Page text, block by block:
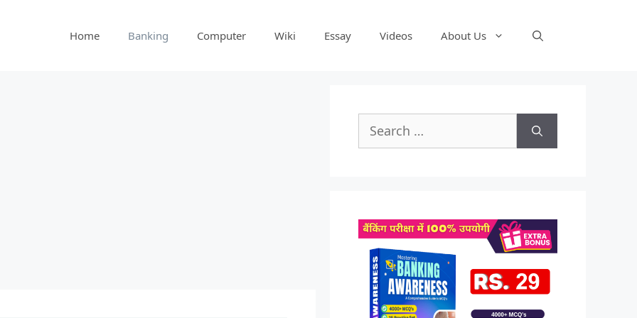
Home Banking Computer Wiki Essay Videos About Us
for: